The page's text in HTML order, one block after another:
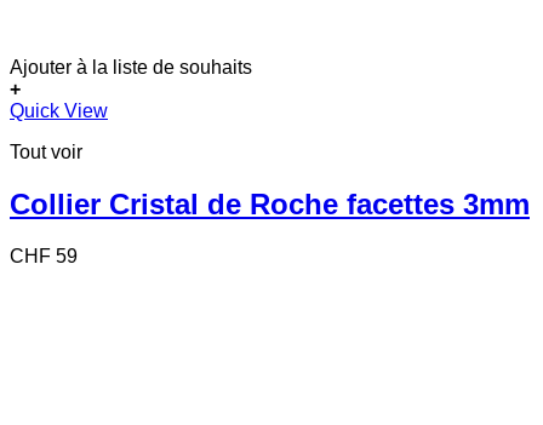
Ajouter à la liste de souhaits
+
Quick View
Tout voir
Collier Cristal de Roche facettes 3mm
CHF 59